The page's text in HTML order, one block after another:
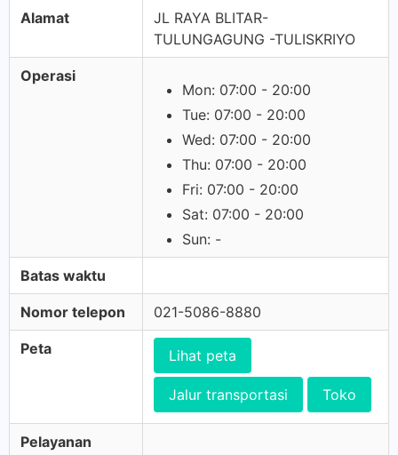
Alamat
JL RAYA BLITAR-
TULUNGAGUNG -TULISKRIYO
Operasi
Mon: 07:00 - 20:00
Tue: 07:00 - 20:00
Wed: 07:00 - 20:00
Thu: 07:00 - 20:00
Fri: 07:00 - 20:00
Sat: 07:00 - 20:00
Sun: -
Batas waktu
Nomor telepon 021-5086-8880
Peta Lihat peta
Jalur transportasi Toko
Pelayanan